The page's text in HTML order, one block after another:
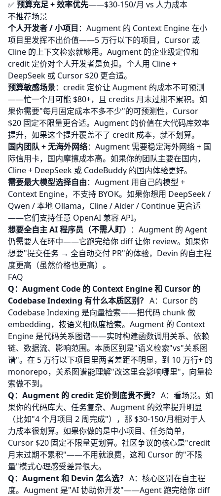
✅ 预算充足 + 效率优先——$30-150/月 vs 人力成本
不推荐场景
个人开发者 / 小项目 ：Augment 的 Context Engine 在小
项目里发挥不出价值——5 万行以下的项目，Cursor 或
Cline 的上下文检索就够用。Augment 的企业级定位和
credit 定价对个人开发者是负担。个人用 Cline+
DeepSeek 或 Cursor $20 更合适。
预算敏感场景：credit 定价让 Augment 的成本不可预测
——忙一个月可能 $80+，且 credits 月末过期不累积。如
果你需要"每月固定成本不多不少"的可预测性，Cursor
$20 固定不限量更合适。Augment 的价值在大代码库效率
提升，如果这个提升覆盖不了 credit 成本，就不划算。
国内团队 + 无海外网络：Augment 需要稳定海外网络 + 国
际信用卡，国内摩擦成本高。如果你的团队主要在国内，
Cline+ DeepSeek 或 CodeBuddy 的国内体验更好。
需要最大模型选择自由：Augment 用自己的模型 +
Context Engine，不支持 BYOK。如果你想用 DeepSeek /
Qwen / 本地 Ollama， Cline/Aider/ Continue 更合适
——它们支持任意 OpenAI 兼容 API。
想要全自主 AI 程序员（不需人盯） ：Augment 的 Agent
仍需要人在环中——它跑完给你 diff 让你 review。如果你
想要"提交任务 → 全自动交付 PR"的体验， Devin 的自主程
度更高（虽然价格也更高）。
FAQ
Q：Augment Code 的 Context Engine 和 Cursor 的
Codebase Indexing 有什么本质区别？ A：Cursor 的
Codebase Indexing 是向量检索——把代码 chunk 做
embedding，按语义相似度检索。Augment 的 Context
Engine 是代码关系图谱——实时构建函数调用关系、依赖
链、数据流、影响范围。本质区别是"语义检索"vs"关系图
谱"。在 5 万行以下项目里两者差距不明显，到 10 万行+ 的
monorepo，关系图谱能理解"改这里会影响哪里"，向量检
索做不到。
Q：Augment 的 credit 定价到底贵不贵？ A：看场景。如
果你的代码库大、任务复杂、Augment 的效率提升明显
（比如"4 个月项目 2 周完成"），那 $30-150/月相对于人
力成本很划算。如果你做的是中小项目、任务简单，
Cursor $20 固定不限量更划算。社区争议的核心是"credit
月末过期不累积"——不用就浪费，这和 Cursor 的"不限
量"模式心理感受差异很大。
Q：Augment 和 Devin 怎么选？ A：核心区别在自主程
度。Augment 是"AI 协助你开发"——Agent 跑完给你 diff